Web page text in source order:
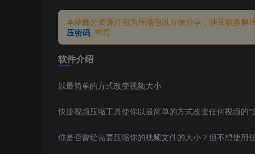
本站部分资源打包为压缩包以方便分享，涉及较多
压密码 查看
软件介绍
以最简单的方式改变视频大小
快捷视频压缩工具使你以最简单的方式改变任何视频的“
你是否曾经需要压缩你的视频文件的大小？但不想使用